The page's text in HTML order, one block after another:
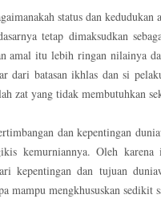
status dan
tetap dimaksudkan
amal itu lebih ringan nilainya
dari batasan ikhlas dan si
zat yang tidak membutuhkan
dan kepentingan
kemurniannya. Oleh
kepentingan dan tujuan
mampu mengkhususkan sedikit